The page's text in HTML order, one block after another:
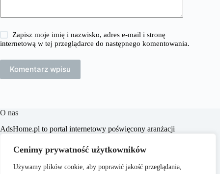
Cenimy prywatność użytkowników
Używamy plików cookie, aby poprawić jakość przeglądania,
Zapisz moje imię i nazwisko, adres e-mail i stronę
internetową w tej przeglądarce do następnego komentowania.
Komentarz wpisu
O nas
​AdsHome.pl to portal internetowy poświęcony aranżacji
celem jest dostarczanie praktycznych wskazówek i inspiracji,
które pomogą czytelnikom w tworzeniu komfortowych i
stylowych przestrzeni życiowych.